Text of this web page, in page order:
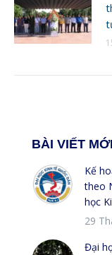
BÀI VIẾT MỚI
Kế
theo
học
29
Đại